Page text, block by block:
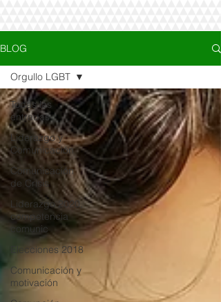
BLOG
Todas las
entradas
Liderazgo y
Comunicación
Comunicación
de Crisis
Liderazgo 2020,
competencia
comunic
Elecciones 2018
Comunicación y
motivación
Orgullo LGBT